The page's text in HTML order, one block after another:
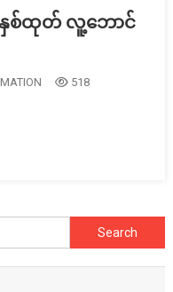
စ်ထုတ် လူ့ဘောင်
518
Search
for: